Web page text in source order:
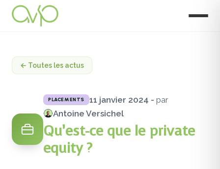
← Toutes les actus
PLACEMENTS 11 janvier 2024 - par
Antoine Versichel
Qu’est-ce que le private
equity ?